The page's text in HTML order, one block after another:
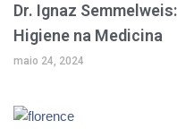
Dr. Ignaz
Higiene na Medicina
maio 24, 2024